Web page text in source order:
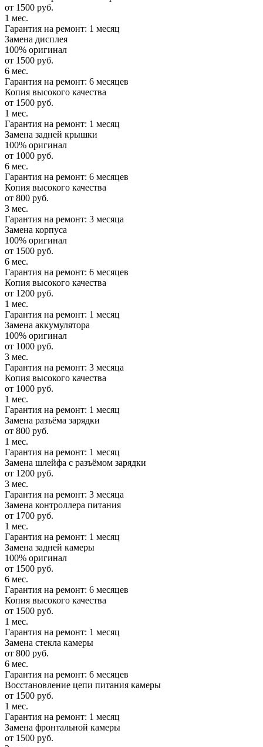
от 1500 руб.
1 мес.
Гарантия на ремонт: 1 месяц
Замена дисплея
100% оригинал
от 1500 руб.
6 мес.
Гарантия на ремонт: 6 месяцев
Копия высокого качества
от 1500 руб.
1 мес.
Гарантия на ремонт: 1 месяц
Замена задней крышки
100% оригинал
от 1000 руб.
6 мес.
Гарантия на ремонт: 6 месяцев
Копия высокого качества
от 800 руб.
3 мес.
Гарантия на ремонт: 3 месяца
Замена корпуса
100% оригинал
от 1500 руб.
6 мес.
Гарантия на ремонт: 6 месяцев
Копия высокого качества
от 1200 руб.
1 мес.
Гарантия на ремонт: 1 месяц
Замена аккумулятора
100% оригинал
от 1000 руб.
3 мес.
Гарантия на ремонт: 3 месяца
Копия высокого качества
от 1000 руб.
1 мес.
Гарантия на ремонт: 1 месяц
Замена разъёма зарядки
от 800 руб.
1 мес.
Гарантия на ремонт: 1 месяц
Замена шлейфа с разъёмом зарядки
от 1200 руб.
3 мес.
Гарантия на ремонт: 3 месяца
Замена контроллера питания
от 1700 руб.
1 мес.
Гарантия на ремонт: 1 месяц
Замена задней камеры
100% оригинал
от 1500 руб.
6 мес.
Гарантия на ремонт: 6 месяцев
Копия высокого качества
от 1500 руб.
1 мес.
Гарантия на ремонт: 1 месяц
Замена стекла камеры
от 800 руб.
6 мес.
Гарантия на ремонт: 6 месяцев
Восстановление цепи питания камеры
от 1500 руб.
1 мес.
Гарантия на ремонт: 1 месяц
Замена фронтальной камеры
от 1500 руб.